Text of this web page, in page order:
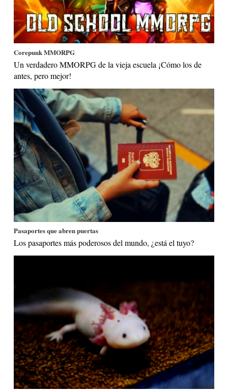
Corepunk MMORPG
Un verdadero MMORPG de la vieja escuela ¡Cómo los de
antes, pero mejor!
Pasaportes que abren puertas
Los pasaportes más poderosos del mundo, ¿está el tuyo?